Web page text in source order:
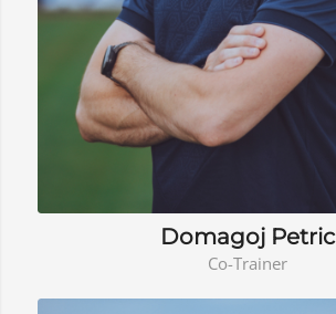
Domagoj Petric
Co-Trainer